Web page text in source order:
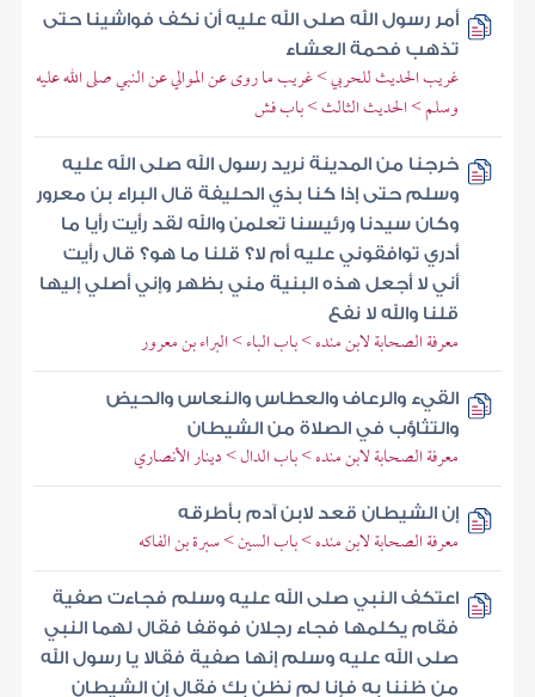
أمر رسول الله صلى الله عليه أن نكف فواشينا حتى
تذهب فحمة العشاء
غريب الحديث للحربي > غريب ما روى عن الموالي عن النبي صلى الله عليه
وسلم > الحديث الثالث > باب فش
خرجنا من المدينة نريد رسول الله صلى الله عليه
وسلم حتى إذا كنا بذي الحليفة قال البراء بن معرور
وكان سيدنا ورئيسنا تعلمن والله لقد رأيت رأيا ما
أدري توافقوني عليه أم لا؟ قلنا ما هو؟ قال رأيت
أني لا أجعل هذه البنية مني بظهر وإني أصلي إليها
قلنا والله لا نفع
معرفة الصحابة لابن منده > باب الباء > البراء بن معرور
القيء والرعاف والعطاس والنعاس والحيض
والتثاؤب في الصلاة من الشيطان
معرفة الصحابة لابن منده > باب الدال > دينار الأنصاري
إن الشيطان قعد لابن آدم بأطرقه
معرفة الصحابة لابن منده > باب السين > سبرة بن الفاكه
اعتكف النبي صلى الله عليه وسلم فجاءت صفية
فقام يكلمها فجاء رجلان فوقفا فقال لهما النبي
صلى الله عليه وسلم إنها صفية فقالا يا رسول الله
من ظننا به فإنا لم نظن بك فقال إن الشيطان